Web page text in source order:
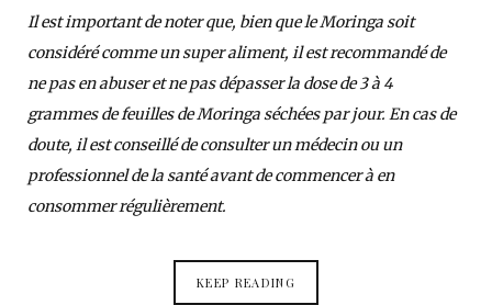
Il est important de noter que, bien que le Moringa soit
considéré comme un super aliment, il est recommandé de
ne pas en abuser et ne pas dépasser la dose de 3 à 4
grammes de feuilles de Moringa séchées par jour. En cas de
doute, il est conseillé de consulter un médecin ou un
professionnel de la santé avant de commencer à en
consommer régulièrement.
KEEP READING